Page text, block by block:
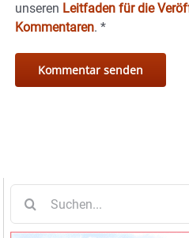
unseren Leitfaden für die
Kommentaren. *
nach: